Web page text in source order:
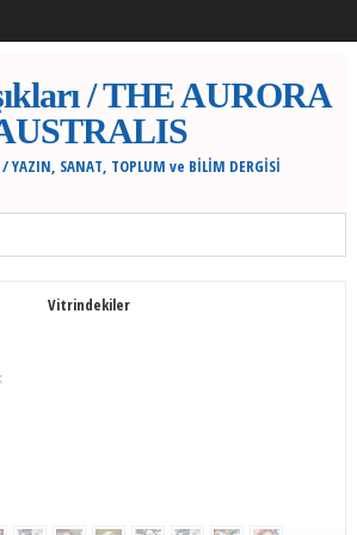
/ THE AURORA
YAZIN, SANAT, TOPLUM ve BİLİM DERGİSİ
Vitrindekiler